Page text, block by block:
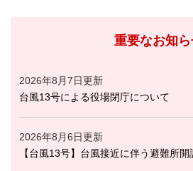
重要なお知
2026年8月7日更新
台風13号による役場閉庁について
2026年8月6日更新
【台風13号】台風接近に伴う避難所開